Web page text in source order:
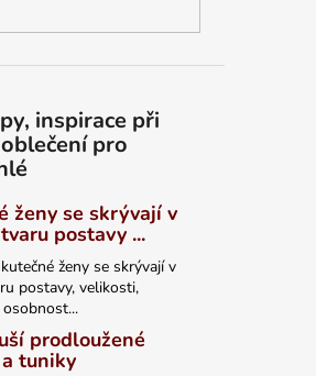
inspirace při
pro
ženy se skrývají v
postavy ...
ženy se skrývají v
postavy, velikosti,
prodloužené
tuniky